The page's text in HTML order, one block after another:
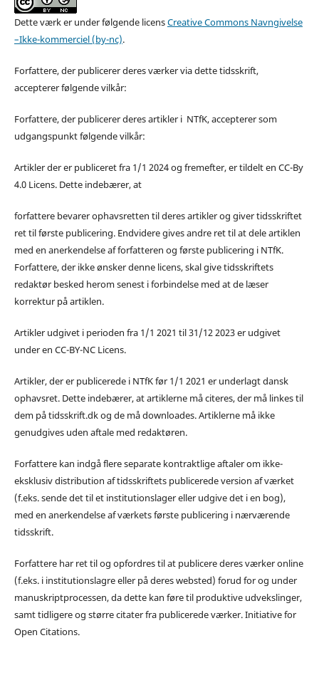
Dette værk er under følgende licensCreative Commons Navngivelse
–Ikke-kommerciel (by-nc).
Forfattere, der publicerer deres værker via dette tidsskrift,
accepterer følgende vilkår:
Forfattere, der publicerer deres artikler i NTfK, accepterer som
udgangspunkt følgende vilkår:
Artikler der er publiceret fra 1/1 2024 og fremefter, er tildelt en CC-By
4.0 Licens. Dette indebærer, at
forfattere bevarer ophavsretten til deres artikler og giver tidsskriftet
ret til første publicering. Endvidere gives andre ret til at dele artiklen
med en anerkendelse af forfatteren og første publicering i NTfK.
Forfattere, der ikke ønsker denne licens, skal give tidsskriftets
redaktør besked herom senest i forbindelse med at de læser
korrektur på artiklen.
Artikler udgivet i perioden fra 1/1 2021 til 31/12 2023 er udgivet
under en CC-BY-NC Licens.
Artikler, der er publicerede i NTfK før 1/1 2021 er underlagt dansk
ophavsret. Dette indebærer, at artiklerne må citeres, der må linkes til
dem på tidsskrift.dk og de må downloades. Artiklerne må ikke
genudgives uden aftale med redaktøren.
Forfattere kan indgå flere separate kontraktlige aftaler om ikke-
eksklusiv distribution af tidsskriftets publicerede version af værket
(f.eks. sende det til et institutionslager eller udgive det i en bog),
med en anerkendelse af værkets første publicering i nærværende
tidsskrift.
Forfattere har ret til og opfordres til at publicere deres værker online
(f.eks. i institutionslagre eller på deres websted) forud for og under
manuskriptprocessen, da dette kan føre til produktive udvekslinger,
samt tidligere og større citater fra publicerede værker. Initiative for
Open Citations.